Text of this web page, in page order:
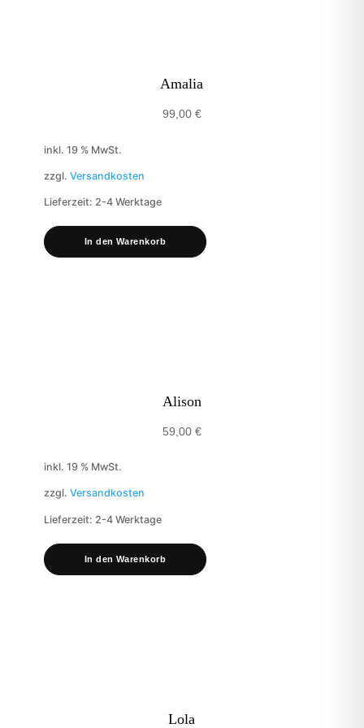
Amalia
99,00 €
inkl. 19 % MwSt.
zzgl. Versandkosten
Lieferzeit: 2-4 Werktage
In den Warenkorb
Alison
59,00 €
inkl. 19 % MwSt.
zzgl. Versandkosten
Lieferzeit: 2-4 Werktage
In den Warenkorb
Lola